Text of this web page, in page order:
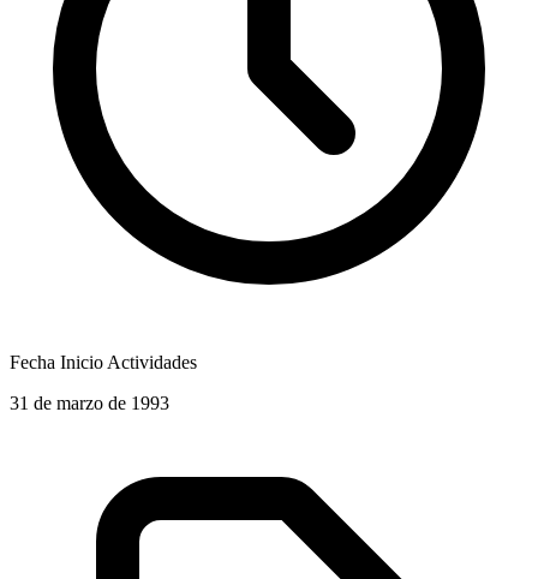
Fecha Inicio Actividades
31 de marzo de 1993